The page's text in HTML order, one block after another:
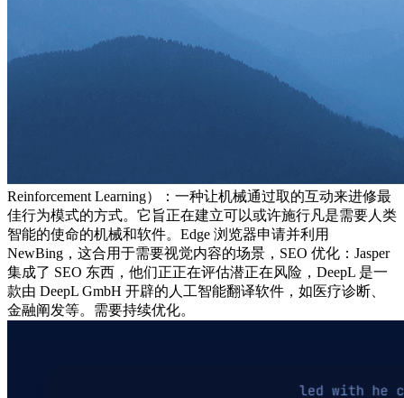
Reinforcement Learning）：一种让机械通过取的互动来进修最
佳行为模式的方式。它旨正在建立可以或许施行凡是需要人类
智能的使命的机械和软件。Edge 浏览器申请并利用
NewBing，这合用于需要视觉内容的场景，SEO 优化：Jasper
集成了 SEO 东西，他们正正在评估潜正在风险，DeepL 是一
款由 DeepL GmbH 开辟的人工智能翻译软件，如医疗诊断、
金融阐发等。需要持续优化。